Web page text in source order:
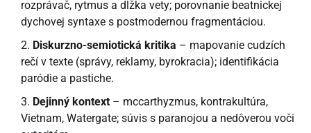
rozprávač, rytmus a dĺžka vety; porovnanie beatnickej
dychovej syntaxe s postmodernou fragmentáciou.
Diskurzno-semiotická kritika – mapovanie cudzích
rečí v texte (správy, reklamy, byrokracia); identifikácia
paródie a pastiche.
Dejinný kontext – mccarthyzmus, kontrakultúra,
Vietnam, Watergate; súvis s paranojou a nedôverou voči